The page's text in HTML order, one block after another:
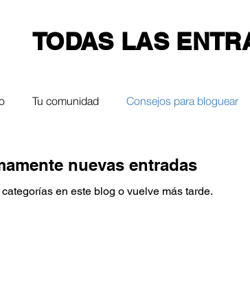
TODAS LAS
Tu comunidad Consejos para bloguear
Familia nuevas entradas
en este blog o vuelve más tarde.